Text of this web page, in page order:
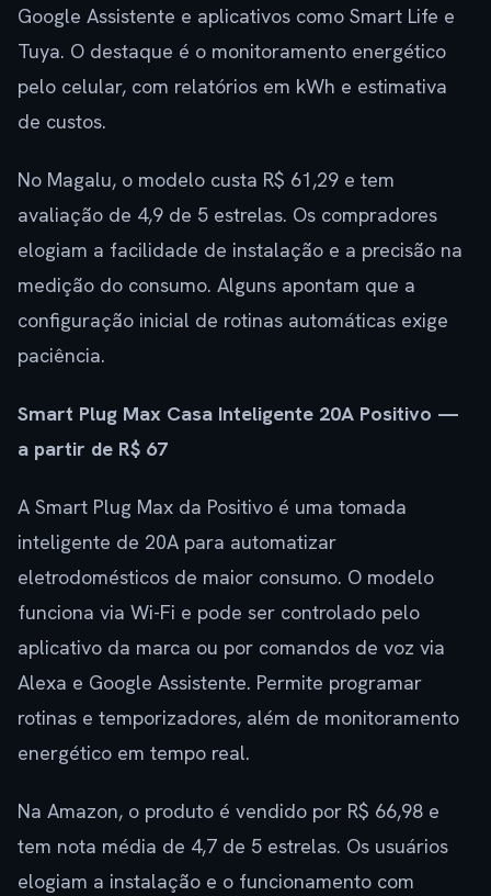
Google Assistente e aplicativos como Smart Life e
Tuya. O destaque é o monitoramento energético
pelo celular, com relatórios em kWh e estimativa
de custos.
No Magalu, o modelo custa R$ 61,29 e tem
avaliação de 4,9 de 5 estrelas. Os compradores
elogiam a facilidade de instalação e a precisão na
medição do consumo. Alguns apontam que a
configuração inicial de rotinas automáticas exige
paciência.
Smart Plug Max Casa Inteligente 20A Positivo —
a partir de R$ 67
A Smart Plug Max da Positivo é uma tomada
inteligente de 20A para automatizar
eletrodomésticos de maior consumo. O modelo
funciona via Wi-Fi e pode ser controlado pelo
aplicativo da marca ou por comandos de voz via
Alexa e Google Assistente. Permite programar
rotinas e temporizadores, além de monitoramento
energético em tempo real.
Na Amazon, o produto é vendido por R$ 66,98 e
tem nota média de 4,7 de 5 estrelas. Os usuários
elogiam a instalação e o funcionamento com